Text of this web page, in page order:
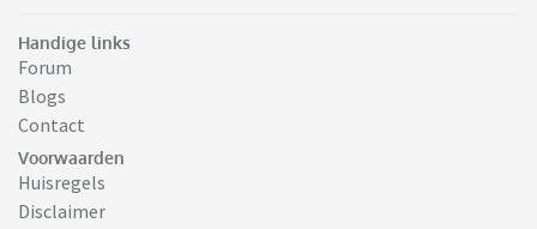
Handige links
Forum
Blogs
Contact
Voorwaarden
Huisregels
Disclaimer